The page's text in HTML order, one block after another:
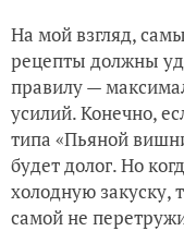
На мой взгляд,
рецепты должны
правилу —
усилий. Конечно,
типа «Пьяной
будет долог. Но
холодную закуску,
самой не